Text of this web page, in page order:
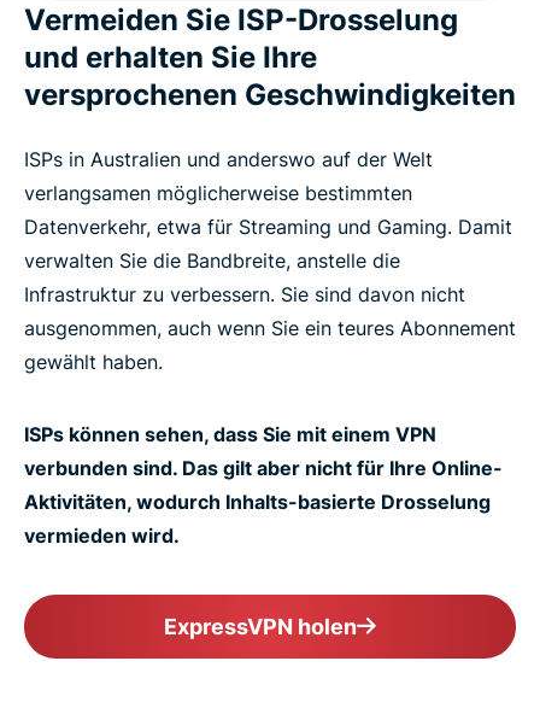
Vermeiden Sie ISP-Drosselung
und erhalten Sie Ihre
versprochenen Geschwindigkeiten
ISPs in Australien und anderswo auf der Welt
verlangsamen möglicherweise bestimmten
Datenverkehr, etwa für Streaming und Gaming. Damit
verwalten Sie die Bandbreite, anstelle die
Infrastruktur zu verbessern. Sie sind davon nicht
ausgenommen, auch wenn Sie ein teures Abonnement
gewählt haben.
ISPs können sehen, dass Sie mit einem VPN
verbunden sind. Das gilt aber nicht für Ihre Online-
Aktivitäten, wodurch Inhalts-basierte Drosselung
vermieden wird.
ExpressVPN holen